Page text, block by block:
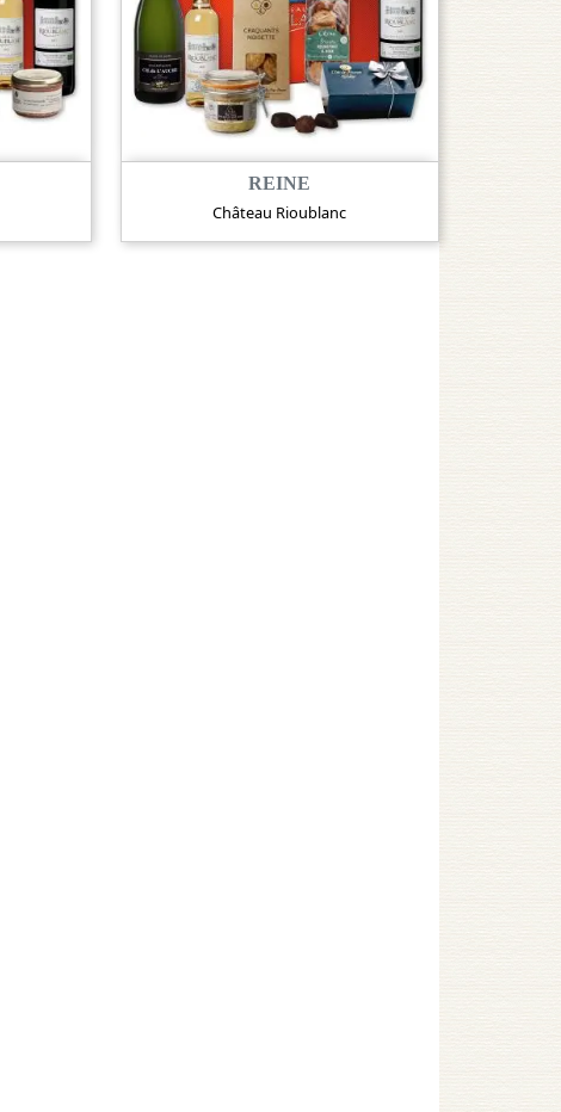
REINE
Château Rioublanc